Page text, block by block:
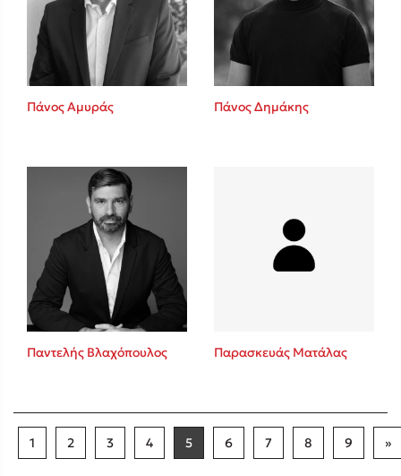
Πάνος Αμυράς Πάνος Δημάκης
Παντελής Βλαχόπουλος Παρασκευάς Ματάλας
1 2 3 4 5 6 7 8 9 »